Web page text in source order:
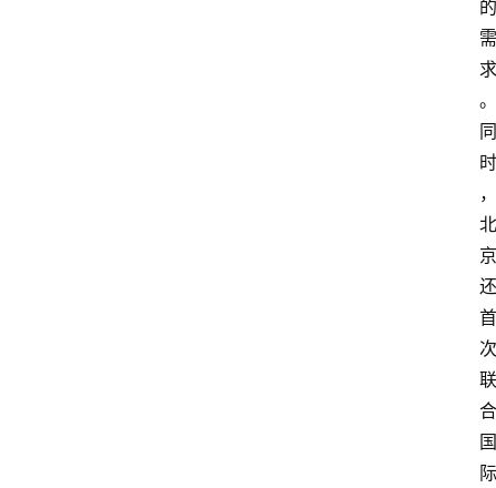
的
需
求
。
同
时
，
北
京
还
首
次
联
合
国
际